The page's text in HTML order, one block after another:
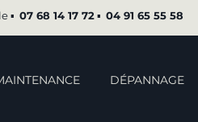
▪︎ 07 68 14 17 72▪︎ 04 91 65 55 58
DÉPANNAGE